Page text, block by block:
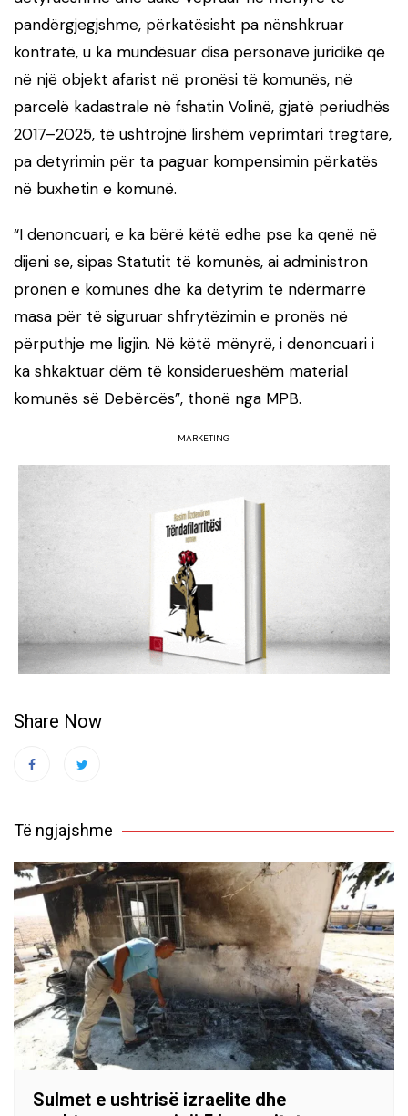
pandërgjegjshme, përkatësisht pa nënshkruar
kontratë, u ka mundësuar disa personave juridikë që
në një objekt afarist në pronësi të komunës, në
parcelë kadastrale në fshatin Volinë, gjatë periudhës
2017–2025, të ushtrojnë lirshëm veprimtari tregtare,
pa detyrimin për ta paguar kompensimin përkatës
në buxhetin e komunë.
“I denoncuari, e ka bërë këtë edhe pse ka qenë në
dijeni se, sipas Statutit të komunës, ai administron
pronën e komunës dhe ka detyrim të ndërmarrë
masa për të siguruar shfrytëzimin e pronës në
përputhje me ligjin. Në këtë mënyrë, i denoncuari i
ka shkaktuar dëm të konsiderueshëm material
komunës së Debërcës”, thonë nga MPB.
MARKETING
Share Now
Të ngjajshme
Sulmet e ushtrisë izraelite dhe